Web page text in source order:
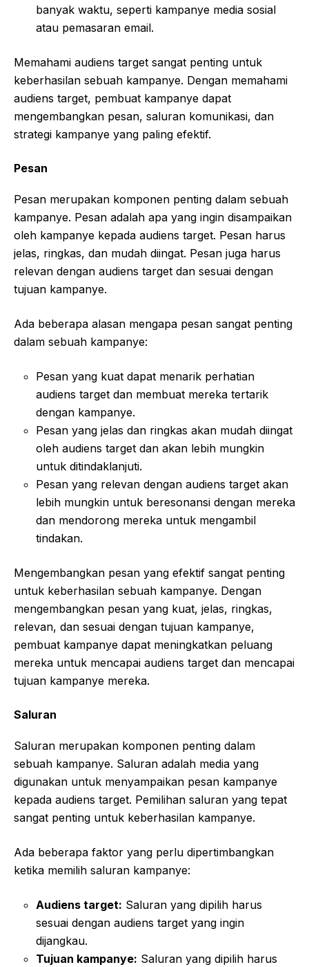
banyak waktu, seperti kampanye media sosial
atau pemasaran email.
Memahami audiens target sangat penting untuk
keberhasilan sebuah kampanye. Dengan memahami
audiens target, pembuat kampanye dapat
mengembangkan pesan, saluran komunikasi, dan
strategi kampanye yang paling efektif.
Pesan
Pesan merupakan komponen penting dalam sebuah
kampanye. Pesan adalah apa yang ingin disampaikan
oleh kampanye kepada audiens target. Pesan harus
jelas, ringkas, dan mudah diingat. Pesan juga harus
relevan dengan audiens target dan sesuai dengan
tujuan kampanye.
Ada beberapa alasan mengapa pesan sangat penting
dalam sebuah kampanye:
Pesan yang kuat dapat menarik perhatian
audiens target dan membuat mereka tertarik
dengan kampanye.
Pesan yang jelas dan ringkas akan mudah diingat
oleh audiens target dan akan lebih mungkin
untuk ditindaklanjuti.
Pesan yang relevan dengan audiens target akan
lebih mungkin untuk beresonansi dengan mereka
dan mendorong mereka untuk mengambil
tindakan.
Mengembangkan pesan yang efektif sangat penting
untuk keberhasilan sebuah kampanye. Dengan
mengembangkan pesan yang kuat, jelas, ringkas,
relevan, dan sesuai dengan tujuan kampanye,
pembuat kampanye dapat meningkatkan peluang
mereka untuk mencapai audiens target dan mencapai
tujuan kampanye mereka.
Saluran
Saluran merupakan komponen penting dalam
sebuah kampanye. Saluran adalah media yang
digunakan untuk menyampaikan pesan kampanye
kepada audiens target. Pemilihan saluran yang tepat
sangat penting untuk keberhasilan kampanye.
Ada beberapa faktor yang perlu dipertimbangkan
ketika memilih saluran kampanye:
Audiens target: Saluran yang dipilih harus
sesuai dengan audiens target yang ingin
dijangkau.
Tujuan kampanye: Saluran yang dipilih harus